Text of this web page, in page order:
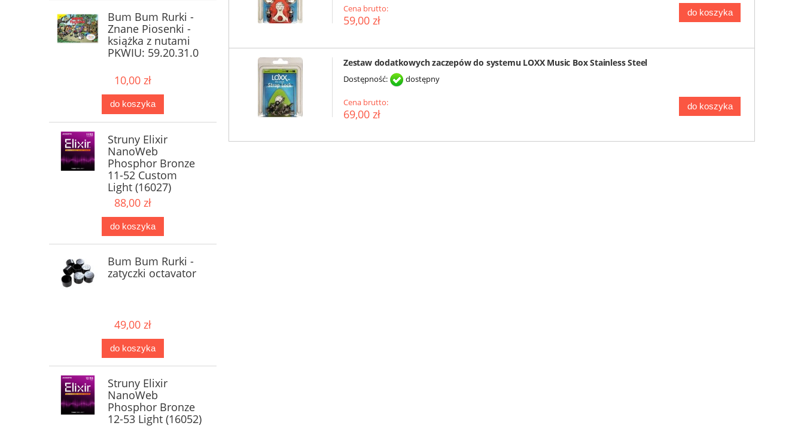
Bum Bum Rurki -
Znane Piosenki -
książka z nutami
PKWIU: 59.20.31.0
10,00 zł
do koszyka
Struny Elixir
NanoWeb
Phosphor Bronze
11-52 Custom
Light (16027)
88,00 zł
do koszyka
Bum Bum Rurki -
zatyczki octavator
49,00 zł
do koszyka
Struny Elixir
NanoWeb
Phosphor Bronze
12-53 Light (16052)
Cena brutto:
59,00 zł
do koszyka
Zestaw dodatkowych zaczepów do systemu LOXX Music Box Stainless Steel
Dostępność: dostępny
Cena brutto:
69,00 zł
do koszyka